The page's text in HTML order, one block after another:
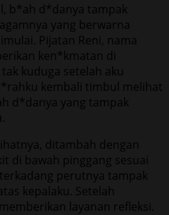
b*ah d*danya tampak
yang berwarna
Pijatan Reni, nama
ken*kmatan di
kuduga setelah aku
kembali timbul melihat
d*danya yang tampak
ditambah dengan
di bawah pinggang sesuai
perutnya tampak
kepalaku. Setelah
layanan refleksi.